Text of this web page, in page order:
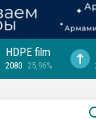
HDPE film
2080 25,96%